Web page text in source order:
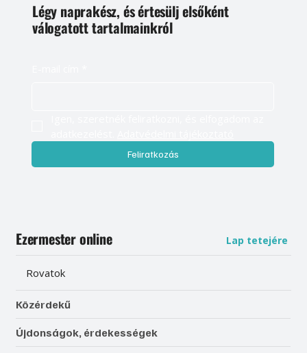
Légy naprakész, és értesülj elsőként
válogatott tartalmainkról
Feliratkozás
Ezermester online Lap tetejére
Rovatok
Közérdekű
Újdonságok, érdekességek